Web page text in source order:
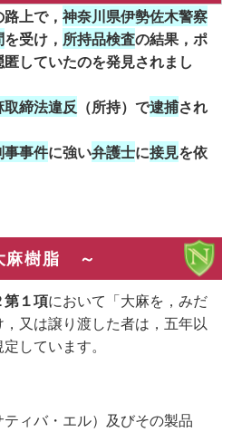
路上で，神奈川県伊勢佐木警察
を受け， 所持品検査の結果，ポ
匿していたのを発見されまし
取締法違反 （所持）で逮捕され
事事件に強い弁護士に接見を依
麻樹脂 ～
第１項において「大麻を，みだ
又は譲り渡した者は，五年以
しています。
ィバ・エル）及びその製品